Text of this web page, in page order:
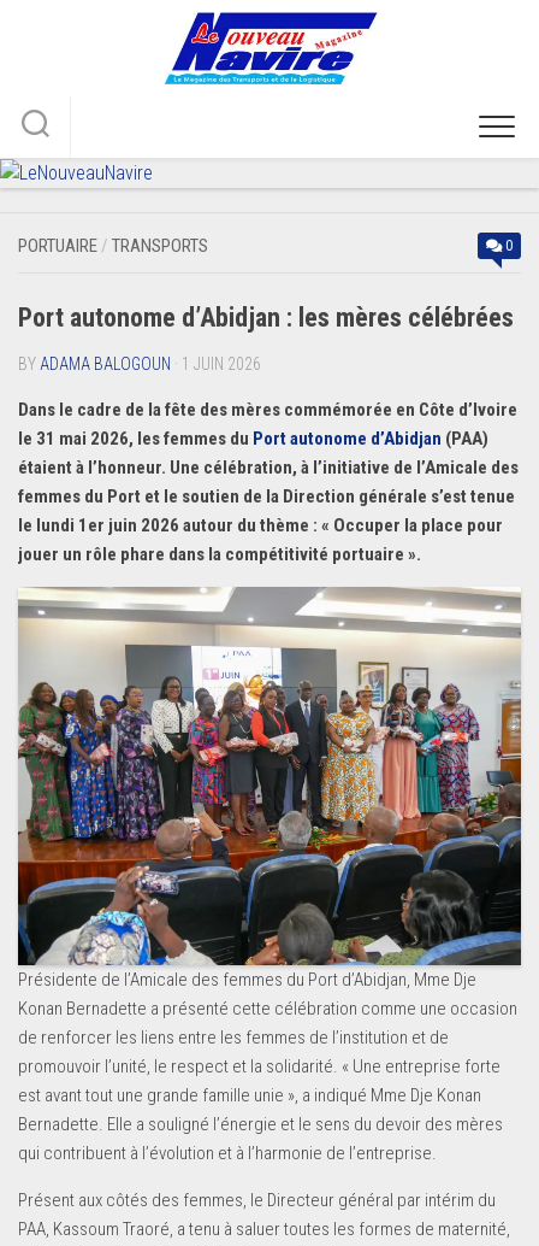
PORTUAIRE / TRANSPORTS 0
Port autonome d’Abidjan : les mères célébrées
BY ADAMA BALOGOUN · 1 JUIN 2026
Dans le cadre de la fête des mères commémorée en Côte d’Ivoire
le 31 mai 2026, les femmes du Port autonome d’Abidjan (PAA)
étaient à l’honneur. Une célébration, à l’initiative de l’Amicale des
femmes du Port et le soutien de la Direction générale s’est tenue
le lundi 1er juin 2026 autour du thème : « Occuper la place pour
jouer un rôle phare dans la compétitivité portuaire ».
Présidente de l’Amicale des femmes du Port d’Abidjan, Mme Dje
Konan Bernadette a présenté cette célébration comme une occasion
de renforcer les liens entre les femmes de l’institution et de
promouvoir l’unité, le respect et la solidarité. « Une entreprise forte
est avant tout une grande famille unie », a indiqué Mme Dje Konan
Bernadette. Elle a souligné l’énergie et le sens du devoir des mères
qui contribuent à l’évolution et à l’harmonie de l’entreprise.
Présent aux côtés des femmes, le Directeur général par intérim du
PAA, Kassoum Traoré, a tenu à saluer toutes les formes de maternité,